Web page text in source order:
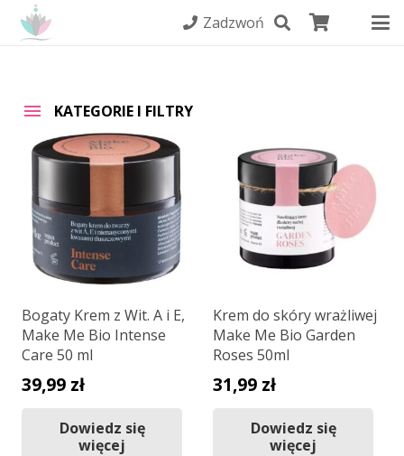
Zadzwoń
KATEGORIE I FILTRY
Bogaty Krem z Wit. A i E,
Make Me Bio Intense
Care 50 ml
39,99 zł
Dowiedz się
więcej
Krem do skóry wrażliwej
Make Me Bio Garden
Roses 50ml
31,99 zł
Dowiedz się
więcej